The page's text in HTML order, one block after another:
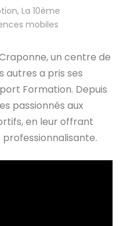
,La 10ème
mobiles
un centre de
autres a pris ses
Formation. Depuis
passionnés aux
en leur offrant